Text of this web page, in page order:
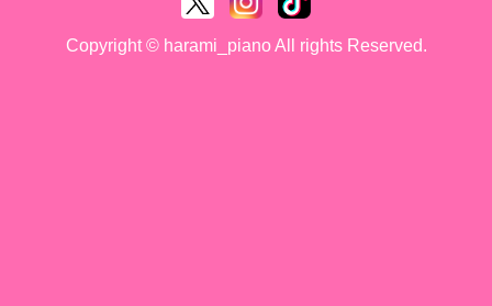
Copyright © harami_piano All rights Reserved.